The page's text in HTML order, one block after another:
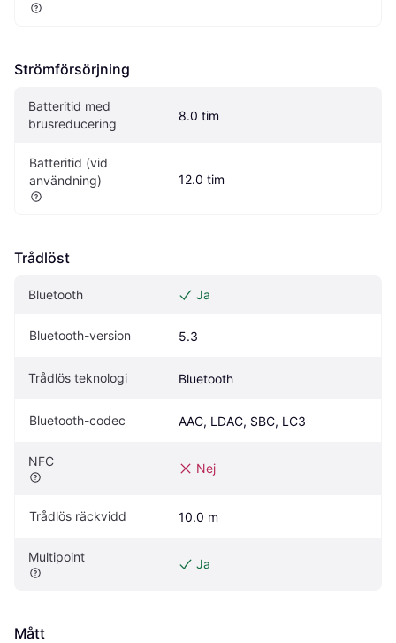
Strömförsörjning
Batteritid med
brusreducering
8.0 tim
Batteritid (vid
användning)
12.0 tim
Trådlöst
Bluetooth Ja
Bluetooth-version 5.3
Trådlös teknologi Bluetooth
Bluetooth-codec AAC, LDAC, SBC, LC3
NFC Nej
Trådlös räckvidd 10.0 m
Multipoint Ja
Mått